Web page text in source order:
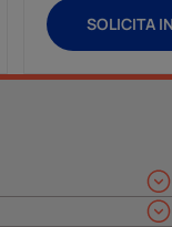
SOLICITA